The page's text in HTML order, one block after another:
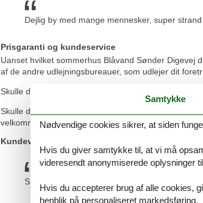
Dejlig by med mange mennesker, super
Prisgaranti og kundeservice
Uanset hvilket sommerhus Blåvand Sønder Digevej
af de andre udlejningsbureauer, som udlejer dit
Skulle der en sjælden gang forekomme en smutter i
Skulle du sidde tilbage med spørgsmål eller særlige
velkommen til at kontakte os. Send en mail til
Kundevurderinger af Feline Holidays
Super vi bestilte huset dagen før vi tog afsted
Samtykke
Nødvendige cookies sikrer, at siden
Hvis du giver samtykke til, at vi må
videresendt anonymiserede oplysninger
Hvis du accepterer brug af alle cookies,
henblik på personaliseret markedsføring.